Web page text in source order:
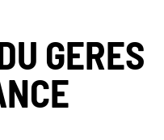
GERES